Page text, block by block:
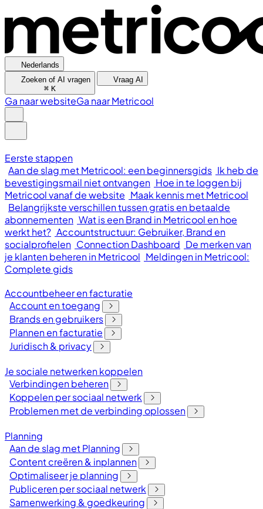
Nederlands
Zoeken of AI vragen
⌘ K
Vraag AI
Ga naar websiteGa naar Metricool
Eerste stappen
Aan de slag met Metricool: een beginnersgids Ik heb de
bevestigingsmail niet ontvangen Hoe in te loggen bij
Metricool vanaf de website Maak kennis met Metricool
Belangrijkste verschillen tussen gratis en betaalde
abonnementen Wat is een Brand in Metricool en hoe
werkt het? Accountstructuur: Gebruiker, Brand en
socialprofielen Connection Dashboard De merken van
je klanten beheren in Metricool Meldingen in Metricool:
Complete gids
Accountbeheer en facturatie
Account en toegang
Brands en gebruikers
Plannen en facturatie
Juridisch & privacy
Je sociale netwerken koppelen
Verbindingen beheren
Koppelen per sociaal netwerk
Problemen met de verbinding oplossen
Planning
Aan de slag met Planning
Content creëren & inplannen
Optimaliseer je planning
Publiceren per sociaal netwerk
Samenwerking & goedkeuring